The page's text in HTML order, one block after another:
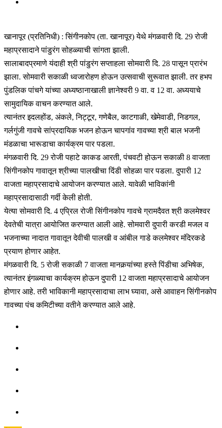
खानापूर (प्रतिनिधी) : सिंगीनकोप (ता. खानापूर) येथे मंगळवारी दि. 29 रोजी
महाप्रसादाने पांडुरंग सोहळ्याची सांगता झाली.
सालाबादप्रमाणे यंदाही श्री पांडुरंग सप्ताहला सोमवारी दि. 28 पासून प्रारंभ
झाला. सोमवारी सकाळी ध्वजारोहण होऊन उत्सवाची सुरूवात झाली. तर हभप
पुंडलिक पांचगे यांच्या अध्यष्ठानाखाली ज्ञानेश्वरी 9 वा. व 12 वा. अध्ययाचे
सामुदायिक वाचन करण्यात आले.
त्यानंतर इदलहोंड, अंकले, निट्टूर, गणेबैल, काटगाळी, खेमेवाडी, निडगल,
गर्लगुंजी गावचे सांप्रदायिक भजन होऊन चापगांव गावच्या श्री बाल भजनी
मंडळाचा भारूडाचा कार्यक्रम पार पडला.
मंगळवारी दि. 29 रोजी पहाटे काकड आरती, पंचवटी होऊन सकाळी 8 वाजता
सिंगीनकोप गावातून श्रीच्या पालखीचा दिंडी सोहळा पार पडला. दुपारी 12
वाजता महाप्रसादाचे आयोजन करण्यात आले. यावेळी भाविकांनी
महाप्रसादासाठी गर्दी केली होती.
येत्या सोमवारी दि. 4 एप्रिल रोजी सिंगीनकोप गावचे ग्रामदैवत श्री कलमेश्वर
देवतेची यात्रा आयोजित करण्यात आली आहे. सोमवारी दुपारी करडी मजल व
भजनाच्या नादात गावातून देवीची पालखी व आंबील गाडे कलमेश्वर मंदिरकडे
प्रयाण होणार आहेत.
मंगळवारी दि. 5 रोजी सकाळी 7 वाजता मानकर्‍यांच्या हस्ते पिंडीचा अभिषेक,
त्यानंतर इंगळ्याचा कार्यक्रम होऊन दुपारी 12 वाजता महाप्रसादाचे आयोजन
होणार आहे. तरी भाविकानी महाप्रसादाचा लाभ घ्यावा, असे आवाहन सिंगीनकोप
गावच्या पंच कमिटीच्या वतीने करण्यात आले आहे.